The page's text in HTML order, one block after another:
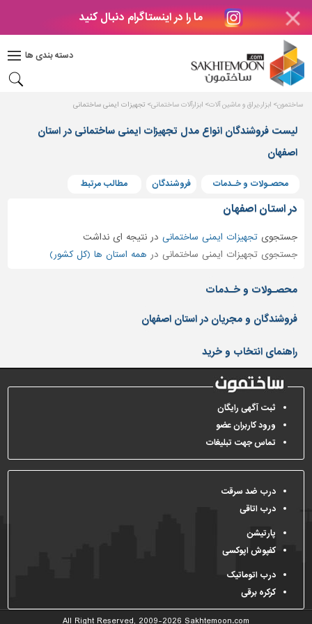
ما را در اینستاگرام دنبال کنید
دسته بندی ها
دکوراسیون
بتن
های
بتنی
پنجره
مصالح
پله،
نرده
حفاظ
دیوارپوش،
سنگ
سرویس
بهداشتی
ابزار،یراق
و
ماشین
آلات
برقی،روشنایی،ایمنی
سازی
و
ساخت
و
ساختمون ابزار،یراق و ماشین آلات ابزارآلات ساختمانی تجهیزات ایمنی ساختمانی
لیست فروشندگان انواع مدل تجهیزات ایمنی ساختمانی در استان
اصفهان
محصـولات و خـدمات فروشندگان مطالب مرتبط
در استان اصفهان
جستجویتجهیزات ایمنی ساختمانی درنتیجه ای نداشت
جستجوی تجهیزات ایمنی ساختمانی در همه استان ها (کل کشور)
محصـولات و خـدمات
فروشندگان و مجریان در استان اصفهان
راهنمای انتخاب و خرید
ثبت آگهی رایگان
ورود کاربران عضو
تماس جهت تبلیغات
درب ضد سرقت
درب اتاقی
پارتیشن
کفپوش اپوکسی
درب اتوماتیک
کرکره برقی
All Right Reserved, 2009-2026 Sakhtemoon.com